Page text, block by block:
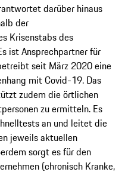
darüber hinaus
der
Krisenstabs des
ist Ansprechpartner für
seit März 2020 eine
mit Covid-19. Das
zudem die ­örtlichen
zu ermitteln. Es
an und leitet die
jeweils aktuellen
sorgt es für den
(chronisch Kranke,